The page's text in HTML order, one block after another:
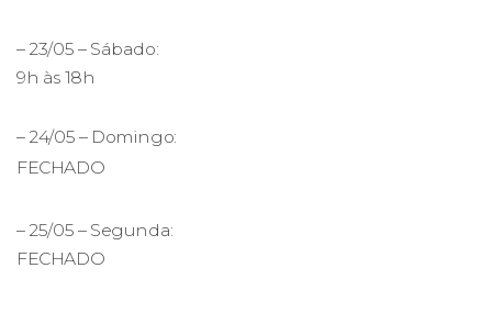
– 23/05 – Sábado:
9h às 18h
– 24/05 – Domingo:
FECHADO
– 25/05 – Segunda:
FECHADO